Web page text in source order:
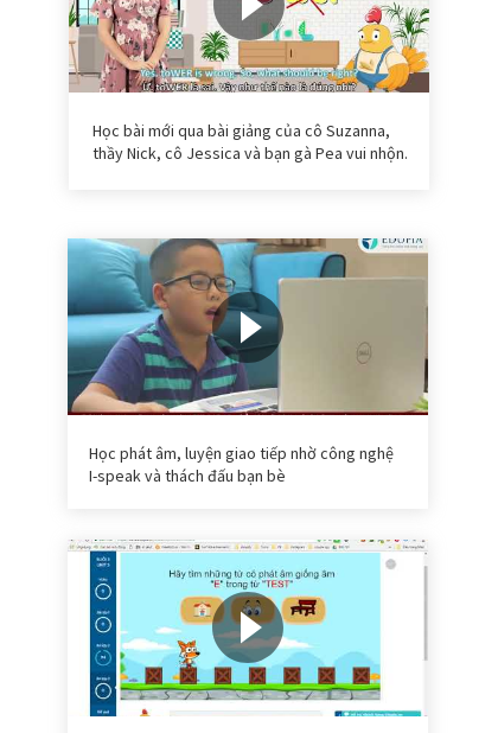
Học bài mới qua bài giảng của cô Suzanna,
thầy Nick, cô Jessica và bạn gà Pea vui nhộn.
Học phát âm, luyện giao tiếp nhờ công nghệ
I-speak và thách đấu bạn bè